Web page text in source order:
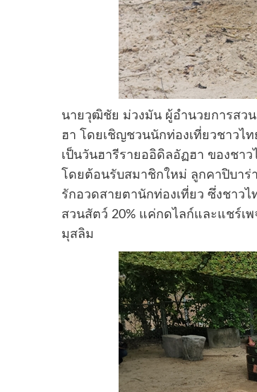
นายวุฒิชัย ม่วงมัน ผู้อำนวยการสว
ฮา โดยเชิญชวนนักท่องเที่ยวชาวไ
เป็นวันฮารีรายออิดิลอัฏฮา ของชา
โดยต้อนรับสมาชิกใหม่ ลูกคาปิบา
รักอวดสายตานักท่องเที่ยว ซึ่งชาว
สวนสัตว์ 20% แค่กดไลก์และแชร์เ
มุสลิม